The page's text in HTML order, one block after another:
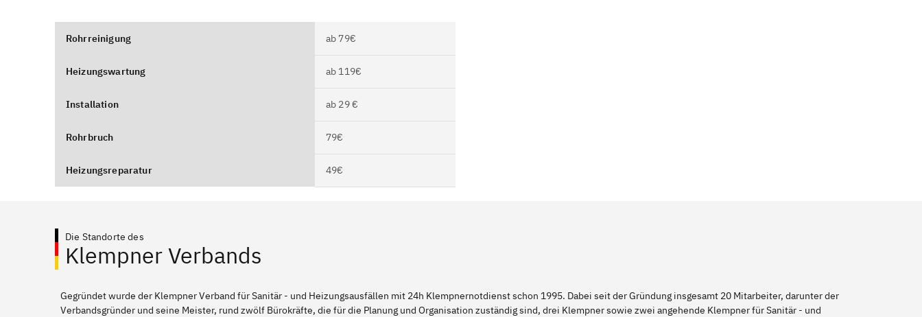
Rohrreinigung ab 79€
Heizungswartung ab 119€
Installation ab 29 €
Rohrbruch 79€
Heizungsreparatur 49€
Die Standorte des
Klempner Verbands
Gegründet wurde der Klempner Verband für Sanitär - und Heizungsausfällen mit 24h Klempnernotdienst schon 1995. Dabei seit der Gründung insgesamt 20 Mitarbeiter, darunter der
Verbandsgründer und seine Meister, rund zwölf Bürokräfte, die für die Planung und Organisation zuständig sind, drei Klempner sowie zwei angehende Klempner für Sanitär - und